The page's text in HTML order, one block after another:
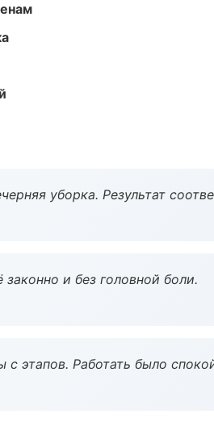
уборка. Результат
и без головной боли.
этапов. Работать было